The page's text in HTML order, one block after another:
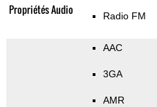
Propriétés Audio Radio FM
AAC
3GA
AMR